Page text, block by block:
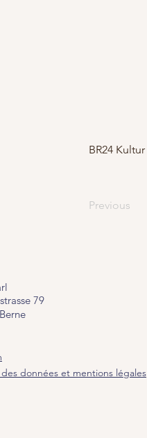
BR24 Kultur
Previous
79
données et mentions légales